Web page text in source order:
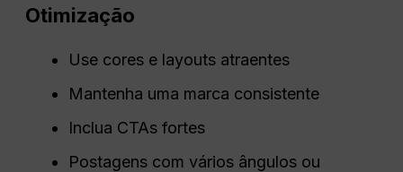
Otimização
Use cores e layouts atraentes
Mantenha uma marca consistente
Inclua CTAs fortes
Postagens com vários ângulos ou